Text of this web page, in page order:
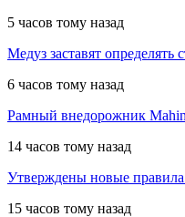
5 часов тому назад
Медуз заставят
6 часов тому назад
Рамный внедорожник
14 часов тому назад
Утверждены новые
15 часов тому назад